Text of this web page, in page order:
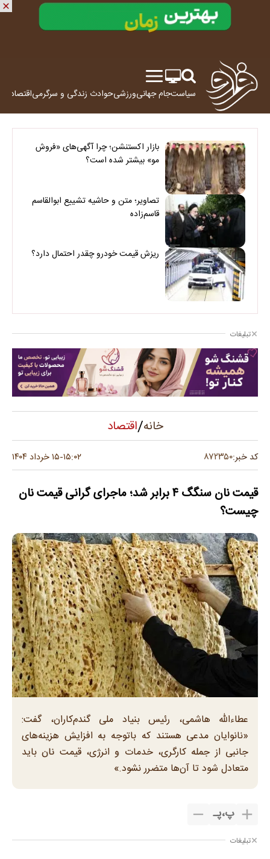
سیاستجام جهانیورزشیحوادث زندگی و سرگرمیاقتصاد
بازار اکستنشن؛ چرا آگهی‌های «فروش
مو» بیشتر شده است؟
تصاویر؛ متن و حاشیه تشییع ابوالقاسم
قاسم‌زاده
ریزش قیمت خودرو چقدر احتمال دارد؟
تبلیغات
خانه/اقتصاد
کد خبر:۸۷۲۳۵۰ ۱۵:۰۲-۱۵ خرداد ۱۴۰۴
قیمت نان سنگگ ۴ برابر شد؛ ماجرای گرانی قیمت نان
چیست؟
عطاءاللّه هاشمی، رئیس بنیاد ملی گندم‌کاران، گفت:
«نانوایان مدعی هستند که باتوجه به افزایش هزینه‌های
جانبی از جمله کارگری، خدمات و انرژی، قیمت نان باید
متعادل شود تا آن‌ها متضرر نشود.»
پ،پـ
تبلیغات